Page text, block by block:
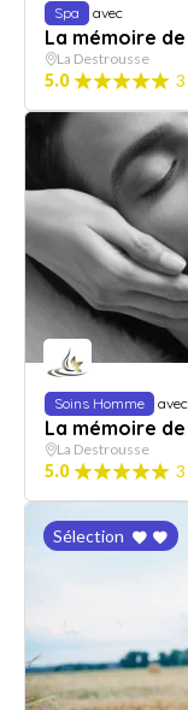
Spa avec
La mémoire
La Destrousse
5.0 3
Soins Homme avec
La mémoire
La Destrousse
5.0 3
Sélection